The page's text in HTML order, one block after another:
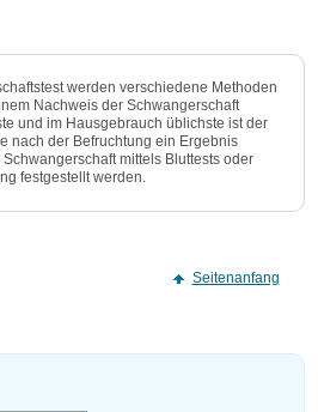
werden verschiedene Methoden
Nachweis der Schwangerschaft
und im Hausgebrauch üblichste ist der
nach der Befruchtung ein Ergebnis
mittels Bluttests oder
festgestellt werden.
Seitenanfang